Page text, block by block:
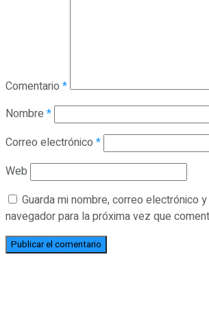
Comentario *
Nombre *
Correo electrónico *
Web
Guarda mi nombre, correo electrónico
navegador para la próxima vez que